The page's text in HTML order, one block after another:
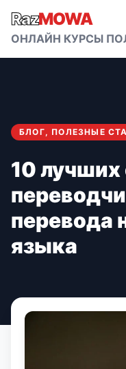
RazMOWA
ОНЛАЙН КУРСЫ
БЛОГ, ПОЛЕЗНЫЕ
10 лучших
перевода
языка